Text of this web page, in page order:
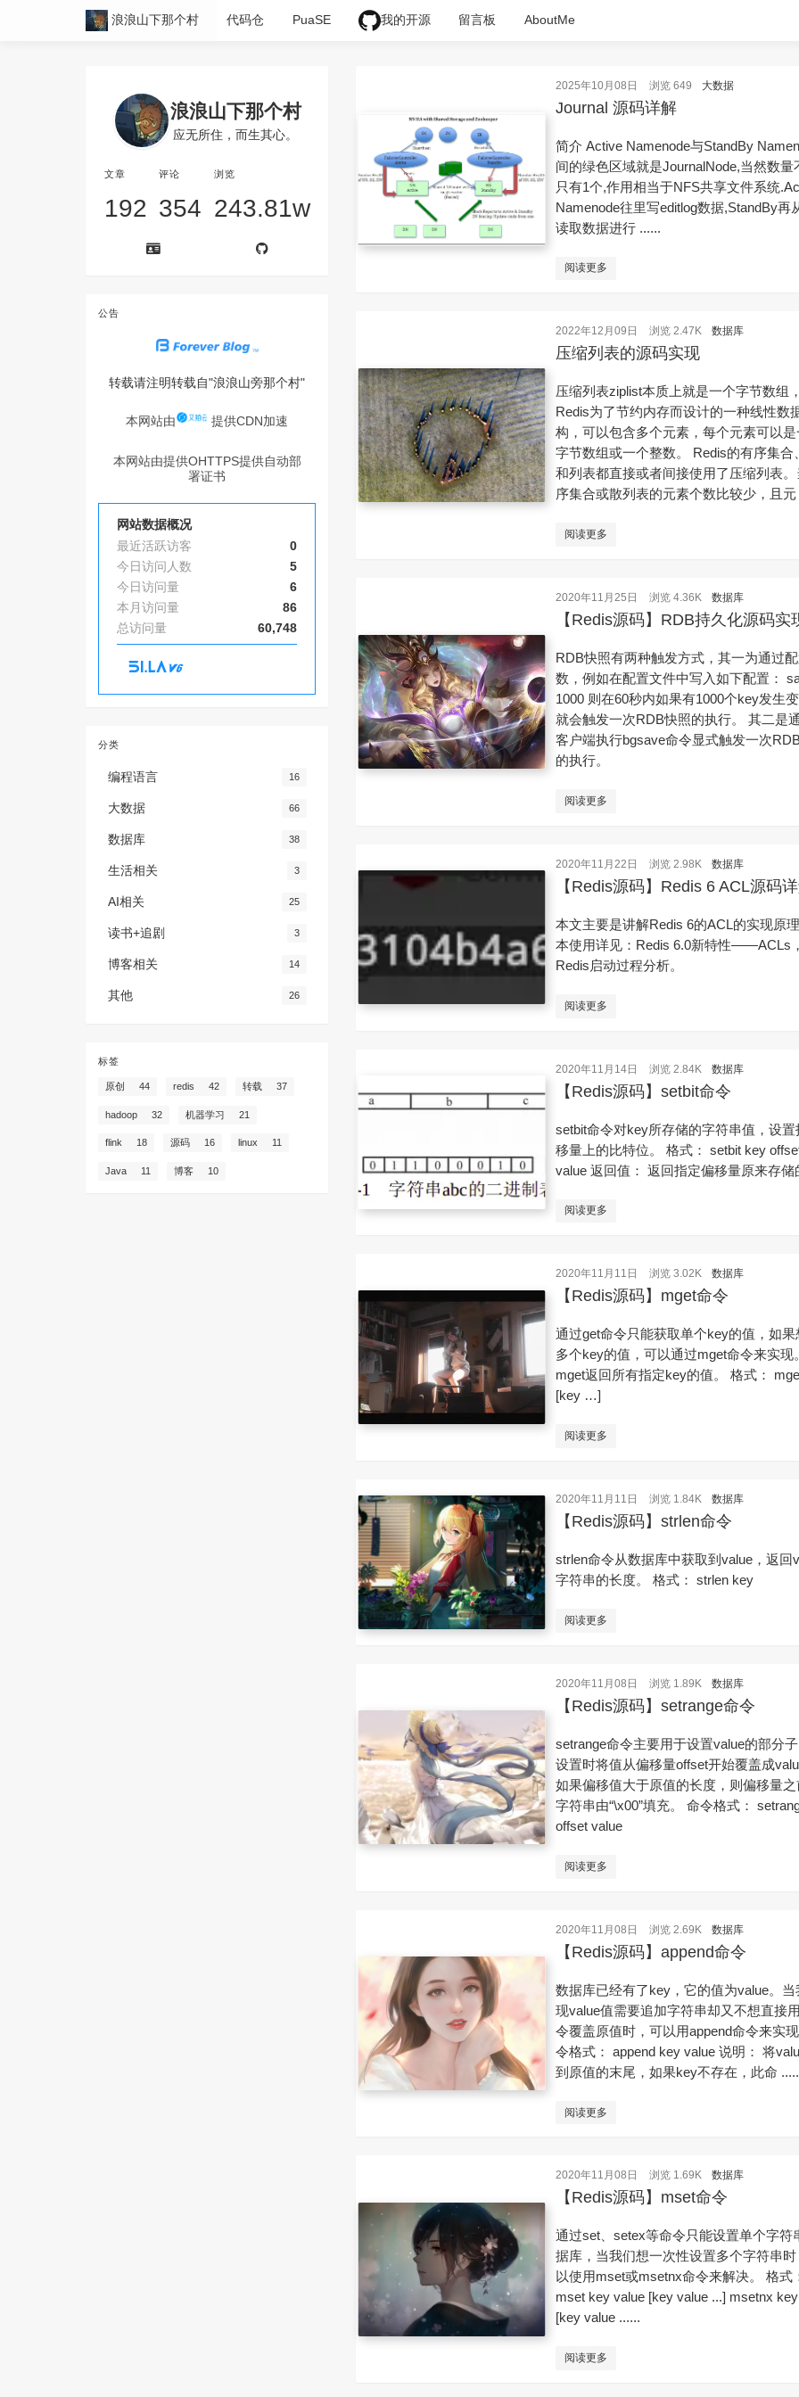
浪浪山下那个村 代码仓 PuaSE 我的开源 留言板 AboutMe
2025年10月08日 浏览 649 大数据
Journal 源码详解
简介 Active Namenode与StandBy
间的绿色区域就是JournalNode,当然数量
只有1个,作用相当于NFS共享文件系统
Namenode往里写editlog数据,StandBy再
读取数据进行 ......
阅读更多
2022年12月09日 浏览 2.47K 数据库
压缩列表的源码实现
压缩列表ziplist本质上就是一个字节数组
Redis为了节约内存而设计的一种线性数
构，可以包含多个元素，每个元素可以是
字节数组或一个整数。 Redis的有序集合
和列表都直接或者间接使用了压缩列表。
序集合或散列表的元素个数比较少，且元
阅读更多
2020年11月25日 浏览 4.36K 数据库
【Redis源码】RDB持久化源码实
RDB快照有两种触发方式，其一为通过
数，例如在配置文件中写入如下配置：
1000 则在60秒内如果有1000个key发生变
就会触发一次RDB快照的执行。 其二是
客户端执行bgsave命令显式触发一次
的执行。
阅读更多
2020年11月22日 浏览 2.98K 数据库
【Redis源码】Redis 6 ACL源码
本文主要是讲解Redis 6的ACL的实现原
本使用详见：Redis 6.0新特性——ACLs
Redis启动过程分析。
阅读更多
2020年11月14日 浏览 2.84K 数据库
【Redis源码】setbit命令
setbit命令对key所存储的字符串值，设置
移量上的比特位。 格式： setbit key
value 返回值： 返回指定偏移量原来存储
阅读更多
2020年11月11日 浏览 3.02K 数据库
【Redis源码】mget命令
通过get命令只能获取单个key的值，如果
多个key的值，可以通过mget命令来实现。
mget返回所有指定key的值。 格式：
[key …]
阅读更多
2020年11月11日 浏览 1.84K 数据库
【Redis源码】strlen命令
strlen命令从数据库中获取到value，返回
字符串的长度。 格式： strlen key
阅读更多
2020年11月08日 浏览 1.89K 数据库
【Redis源码】setrange命令
setrange命令主要用于设置value的部分子
设置时将值从偏移量offset开始覆盖成
如果偏移值大于原值的长度，则偏移量之
字符串由“\x00”填充。 命令格式：
offset value
阅读更多
2020年11月08日 浏览 2.69K 数据库
【Redis源码】append命令
数据库已经有了key，它的值为value。当
现value值需要追加字符串却又不想直接
令覆盖原值时，可以用append命令来实
令格式： append key value 说明： 将
到原值的末尾，如果key不存在，此命
阅读更多
2020年11月08日 浏览 1.69K 数据库
【Redis源码】mset命令
通过set、setex等命令只能设置单个字符
据库，当我们想一次性设置多个字符串时
以使用mset或msetnx命令来解决。 格式
mset key value [key value ...] msetnx
[key value ......
阅读更多
浪浪山下那个村
应无所住，而生其心。
文章
192
评论
354
浏览
243.81w
公告
转载请注明转载自"浪浪山旁那个村"
本网站由 提供CDN加速
本网站由提供OHTTPS提供自动部
署证书
网站数据概况
0
最近活跃访客
5
今日访问人数
6
今日访问量
86
本月访问量
60,748
总访问量
分类
编程语言 16
大数据 66
数据库 38
生活相关 3
AI相关 25
读书+追剧 3
博客相关 14
其他 26
标签
原创 44 redis 42 转载 37
hadoop 32 机器学习 21
flink 18 源码 16 linux 11
Java 11 博客 10